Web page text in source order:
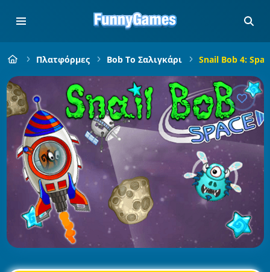
Πλατφόρμες Bob Το Σαλιγκάρι Snail Bob 4: